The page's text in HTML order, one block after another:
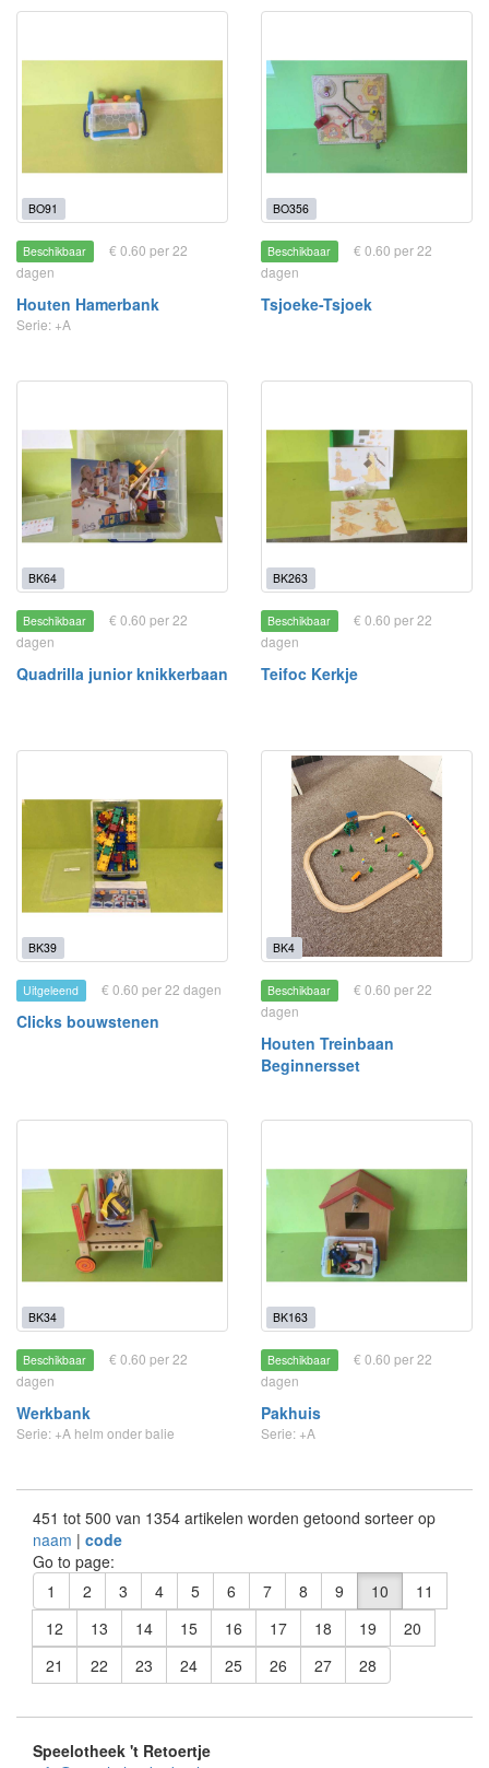
BO91
Beschikbaar
€ 0.60 per 22
dagen
Houten Hamerbank
Serie: +A
BO356
Beschikbaar
€ 0.60 per 22
dagen
Tsjoeke-Tsjoek
BK64
Beschikbaar
€ 0.60 per 22
dagen
Quadrilla junior knikkerbaan
BK263
Beschikbaar
€ 0.60 per 22
dagen
Teifoc Kerkje
BK39
Uitgeleend € 0.60 per 22 dagen
Clicks bouwstenen
BK4
Beschikbaar
€ 0.60 per 22
dagen
Houten Treinbaan
Beginnersset
BK34
Beschikbaar
€ 0.60 per 22
dagen
Werkbank
Serie: +A helm onder balie
BK163
Beschikbaar
€ 0.60 per 22
dagen
Pakhuis
Serie: +A
451 tot 500 van 1354 artikelen worden getoond sorteer op
naam | code
Go to page:
1
2 3 4 5 6 7 8 9 10
11
12
13 14 15 16 17 18 19
20
21
22 23 24 25 26 27 28
Speelotheek 't Retoertje